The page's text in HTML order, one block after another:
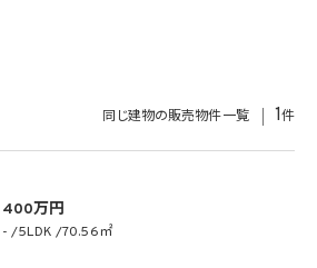
同じ建物の販売物件一覧 1件
400万円
- 5LDK 70.56㎡